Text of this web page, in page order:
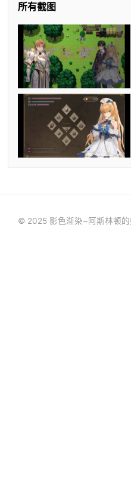
所有截图
© 2025 影色渐染~阿斯林顿